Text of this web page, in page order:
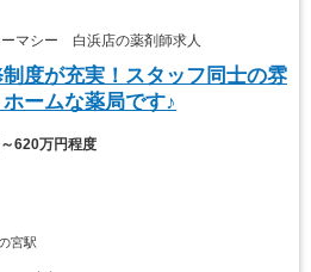
マシー 白浜店の薬剤師求人
制度が充実！スタッフ同士の雰
ームな薬局です♪
620万円程度
宮駅